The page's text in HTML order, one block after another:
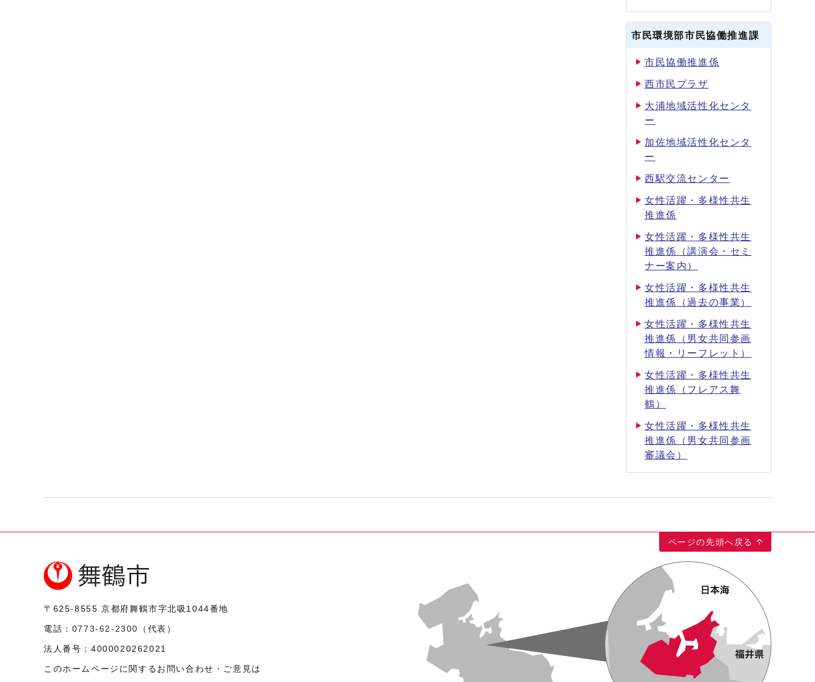
市民環境部市民協働推進課
市民協働推進係
西市民プラザ
大浦地域活性化センタ
ー
加佐地域活性化センタ
ー
西駅交流センター
女性活躍・多様性共生
推進係
女性活躍・多様性共生
推進係（講演会・セミ
ナー案内）
女性活躍・多様性共生
推進係（過去の事業）
女性活躍・多様性共生
推進係（男女共同参画
情報・リーフレット）
女性活躍・多様性共生
推進係（フレアス舞
鶴）
女性活躍・多様性共生
推進係（男女共同参画
審議会）
ページの先頭へ戻る
〒625-8555 京都府舞鶴市字北吸1044番地
電話： 0773-62-2300 （代表）
法人番号： 4000020262021
このホームページに関するお問い合わせ・ご意見は